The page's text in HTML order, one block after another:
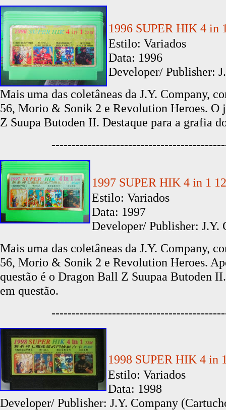
1996 SUPER HIK 4
Estilo: Variados
Data: 1996
Developer/ Publisher:
Mais uma das coletâneas da J.Y. Company,
56, Morio & Sonik 2 e Revolution Heroes.
Z Suupa Butoden II. Destaque para a grafia
1997 SUPER HIK 4 in 1
Estilo: Variados
Data: 1997
Developer/ Publisher: J.Y.
Mais uma das coletâneas da J.Y. Company,
56, Morio & Sonik 2 e Revolution Heroes.
questão é o Dragon Ball Z Suupaa Butoden II.
em questão.
1998 SUPER HIK 4
Estilo: Variados
Data: 1998
Developer/ Publisher: J.Y. Company